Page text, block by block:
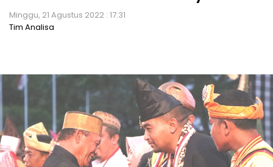
Minggu, 21 Agustus 2022 : 17.31
Tim Analisa